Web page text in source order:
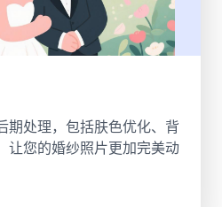
期处理，包括肤色优化、背
让您的婚纱照片更加完美动